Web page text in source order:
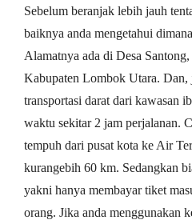
Sebelum beranjak lebih jauh
baiknya anda mengetahui
Alamatnya ada di Desa
Kabupaten Lombok Utara. Dan,
transportasi darat dari kawasan
waktu sekitar 2 jam perjalanan.
tempuh dari pusat kota ke Air
kurangebih 60 km. Sedangkan
yakni hanya membayar tiket
orang. Jika anda menggunakan